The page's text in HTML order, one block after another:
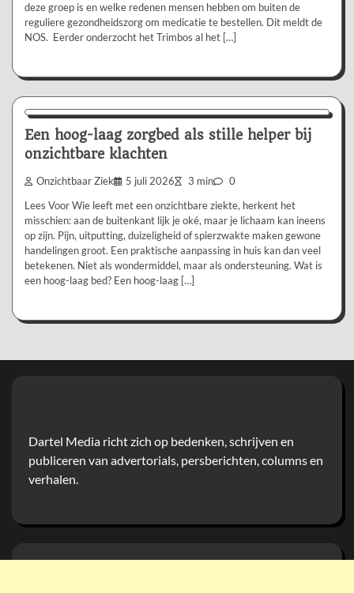
deze groep is en welke redenen mensen hebben om buiten de
reguliere gezondheidszorg om medicatie te bestellen. Dit meldt de
NOS. Eerder onderzocht het Trimbos al het […]
Aanbevolen
Een hoog-laag zorgbed als stille helper bij
onzichtbare klachten
Onzichtbaar Ziek 5 juli 2026 3 min 0
Lees Voor Wie leeft met een onzichtbare ziekte, herkent het
misschien: aan de buitenkant lijk je oké, maar je lichaam kan ineens
op zijn. Pijn, uitputting, duizeligheid of spierzwakte maken gewone
handelingen groot. Een praktische aanpassing in huis kan dan veel
betekenen. Niet als wondermiddel, maar als ondersteuning. Wat is
een hoog-laag bed? Een hoog-laag […]
Dartel Media richt zich op bedenken, schrijven en
publiceren van advertorials, persberichten, columns en
verhalen.